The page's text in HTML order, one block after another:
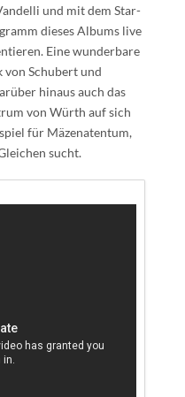
und mit dem Star-
dieses Albums live
Eine wunderbare
Schubert und
hinaus auch das
von Würth auf sich
für Mäzenatentum,
sucht.